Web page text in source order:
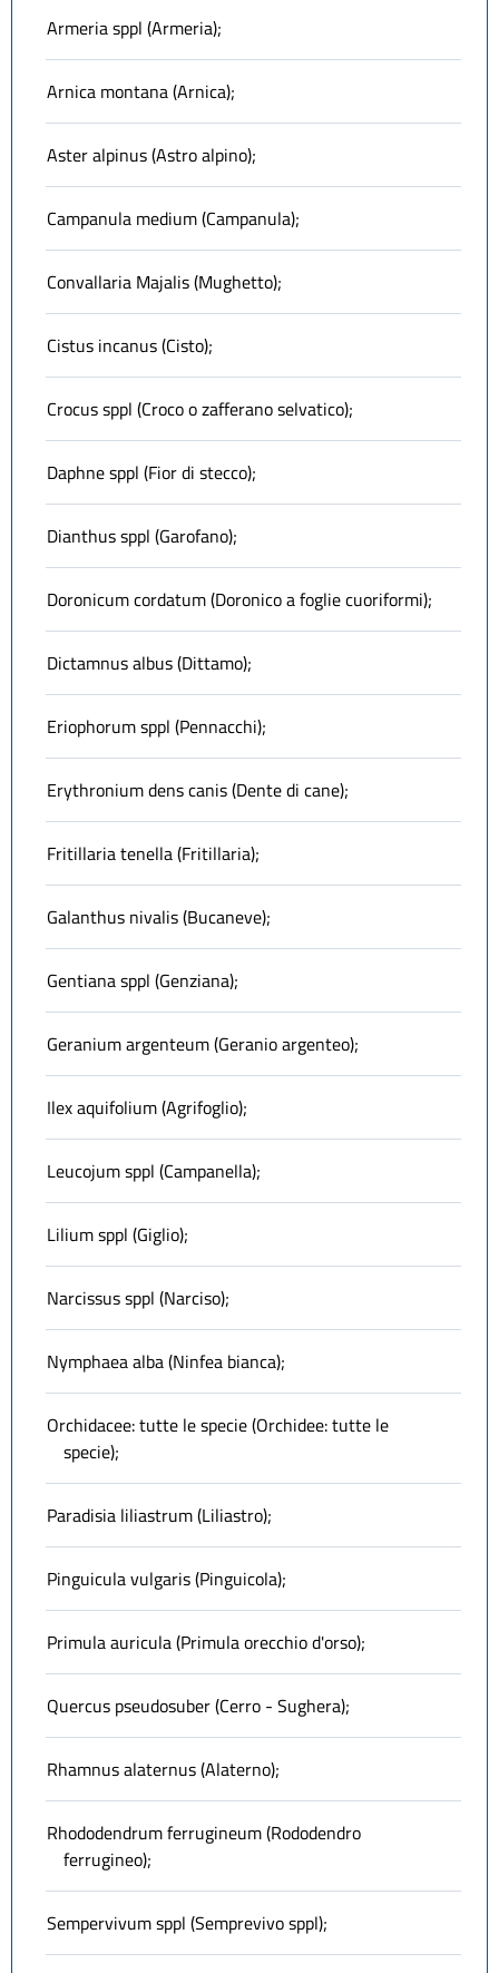
Armeria sppl (Armeria);
Arnica montana (Arnica);
Aster alpinus (Astro alpino);
Campanula medium (Campanula);
Convallaria Majalis (Mughetto);
Cistus incanus (Cisto);
Crocus sppl (Croco o zafferano selvatico);
Daphne sppl (Fior di stecco);
Dianthus sppl (Garofano);
Doronicum cordatum (Doronico a foglie cuoriformi);
Dictamnus albus (Dittamo);
Eriophorum sppl (Pennacchi);
Erythronium dens canis (Dente di cane);
Fritillaria tenella (Fritillaria);
Galanthus nivalis (Bucaneve);
Gentiana sppl (Genziana);
Geranium argenteum (Geranio argenteo);
Ilex aquifolium (Agrifoglio);
Leucojum sppl (Campanella);
Lilium sppl (Giglio);
Narcissus sppl (Narciso);
Nymphaea alba (Ninfea bianca);
Orchidacee: tutte le specie (Orchidee: tutte le
specie);
Paradisia liliastrum (Liliastro);
Pinguicula vulgaris (Pinguicola);
Primula auricula (Primula orecchio d'orso);
Quercus pseudosuber (Cerro - Sughera);
Rhamnus alaternus (Alaterno);
Rhododendrum ferrugineum (Rododendro
ferrugineo);
Sempervivum sppl (Semprevivo sppl);